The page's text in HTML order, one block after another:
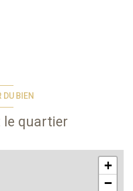
DU BIEN
le quartier
+
−